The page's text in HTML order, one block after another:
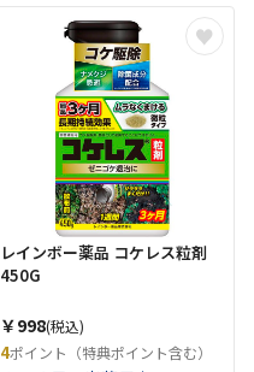
レインボー薬品 コケレス粒剤
450G
￥998(税込)
4ポイント（特典ポイント含む）